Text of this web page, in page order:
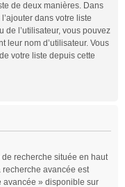
de deux manières. Dans
dans votre liste
de l’utilisateur, vous pouvez
leur nom d’utilisateur. Vous
votre liste depuis cette
recherche située en haut
recherche avancée est
avancée » disponible sur